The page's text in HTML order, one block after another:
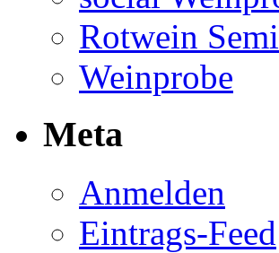
Rotwein
Weinprobe
Meta
Anmelden
Eintrags-Feed